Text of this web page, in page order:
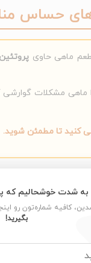
حساس
طعم ماهی حاویپروتئین ماهی،
مشکلات گوارشی
کنید تا مطمئن شوید.
مصرف
جوسرا ماهی باید
به شدت خوشحالیم که
کافیه شماره‌تون رو
بگیرید!